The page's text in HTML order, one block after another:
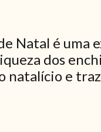
Natal é uma
dos
natalício e